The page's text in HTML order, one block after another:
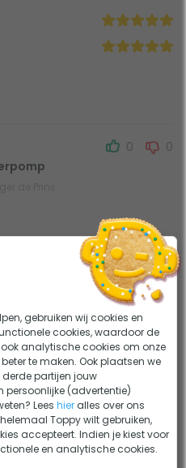
0 0
koper werkt uitstekend.
gebruiken wij cookies en
cookies, waardoor de
analytische cookies om onze
te maken. Ook plaatsen we
partijen jouw
persoonlijke (advertentie)
Leeshier alles over ons
Toppy wilt gebruiken,
accepteert. Indien je kiest voor
en analytische cookies.